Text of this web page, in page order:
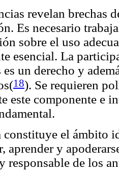
revelan brechas
Es necesario
sobre el uso
esencial. La
es un derecho y
18). Se requieren
este componente e
constituye el ámbito
aprender y
responsable de los